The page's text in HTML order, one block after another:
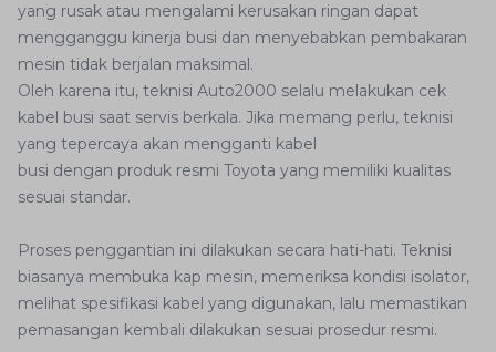
yang rusak atau mengalami kerusakan ringan dapat
mengganggu kinerja busi dan menyebabkan pembakaran
mesin tidak berjalan maksimal.
Oleh karena itu, teknisi Auto2000 selalu melakukan cek
kabel busi saat servis berkala. Jika memang perlu, teknisi
yang tepercaya akan mengganti kabel
busi dengan produk resmi Toyota yang memiliki kualitas
sesuai standar.
Proses penggantian ini dilakukan secara hati-hati. Teknisi
biasanya membuka kap mesin, memeriksa kondisi isolator,
melihat spesifikasi kabel yang digunakan, lalu memastikan
pemasangan kembali dilakukan sesuai prosedur resmi.